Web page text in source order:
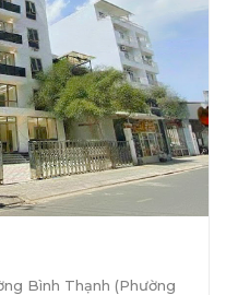
Bình Thạnh (Phường